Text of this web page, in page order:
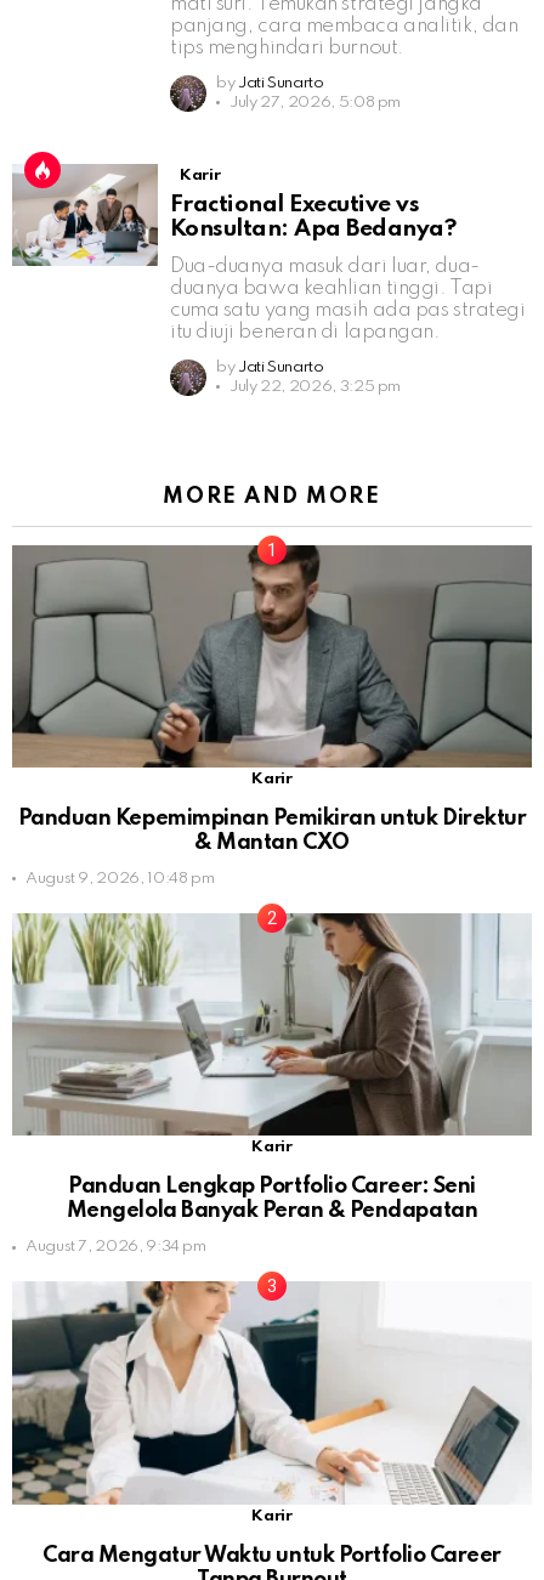
panjang, cara membaca analitik, dan
tips menghindari burnout.
by Jati Sunarto
July 27, 2026, 5:08 pm
Karir
Fractional Executive vs
Konsultan: Apa Bedanya?
Dua-duanya masuk dari luar, dua-
duanya bawa keahlian tinggi. Tapi
cuma satu yang masih ada pas strategi
itu diuji beneran di lapangan.
by Jati Sunarto
July 22, 2026, 3:25 pm
MORE AND MORE
Karir
Panduan Kepemimpinan Pemikiran untuk Direktur
& Mantan CXO
August 9, 2026, 10:48 pm
Karir
Panduan Lengkap Portfolio Career: Seni
Mengelola Banyak Peran & Pendapatan
August 7, 2026, 9:34 pm
Karir
Cara Mengatur Waktu untuk Portfolio Career